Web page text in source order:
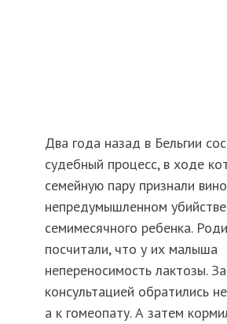
Два года назад в Бельгии
судебный процесс, в ходе
семейную пару признали
непредумышленном убийстве
семимесячного ребенка.
посчитали, что у их малыша
непереносимость лактозы. За
консультацией обратились
а к гомеопату. А затем